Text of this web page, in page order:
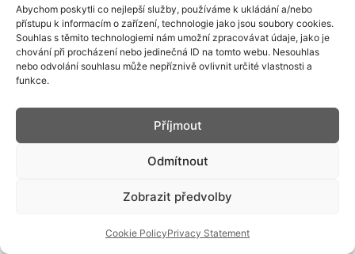
Abychom poskytli co nejlepší služby, používáme k ukládání a/nebo
přístupu k informacím o zařízení, technologie jako jsou soubory cookies.
Souhlas s těmito technologiemi nám umožní zpracovávat údaje, jako je
chování při procházení nebo jedinečná ID na tomto webu. Nesouhlas
nebo odvolání souhlasu může nepříznivě ovlivnit určité vlastnosti a
funkce.
Příjmout
Odmítnout
Zobrazit předvolby
Cookie PolicyPrivacy Statement
Contact: info@prim.cz
© PRIM2026